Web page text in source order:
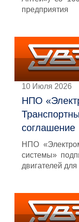
предприятия
10 Июля 2026
НПО
соглашение
НПО
системы»
двигателей для